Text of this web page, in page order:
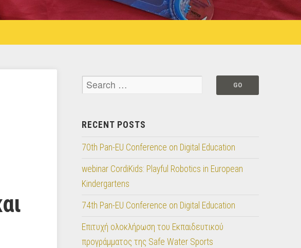
RECENT POSTS
70th Pan-EU Conference on Digital Education
webinar CordiKids: Playful Robotics in European
Kindergartens
74th Pan-EU Conference on Digital Education
Επιτυχή ολοκλήρωση του Εκπαιδευτικού
προγράμματος της Safe Water Sports